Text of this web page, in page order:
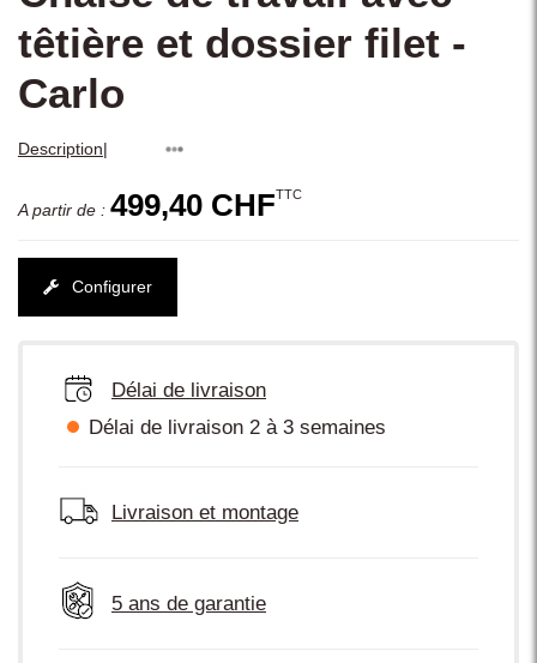
têtière et dossier filet -
Carlo
Description|
A partir de : 499,40 CHFTTC
Configurer
Délai de livraison
Délai de livraison 2 à 3 semaines
Livraison et montage
5 ans de garantie